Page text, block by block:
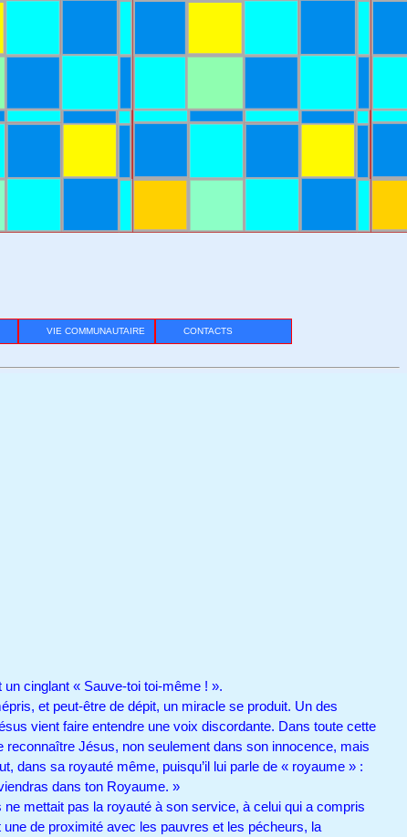
VIE COMMUNAUTAIRE CONTACTS
un cinglant « Sauve-toi toi-même ! ».
et peut-être de dépit, un miracle se produit. Un des
vient faire entendre une voix discordante. Dans toute cette
reconnaître Jésus, non seulement dans son innocence, mais
dans sa royauté même, puisqu’il lui parle de « royaume » :
tu viendras dans ton Royaume. »
mettait pas la royauté à son service, à celui qui a compris
de proximité avec les pauvres et les pécheurs, la